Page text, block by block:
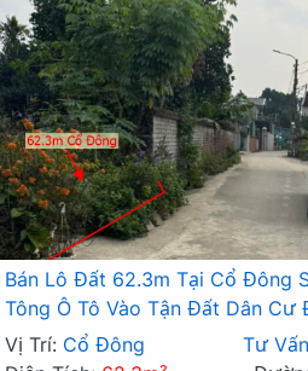
Bán Lô Đất 62.3m Tại Cổ Đông Sơn Tây Bám Đường Bê
Tông Ô Tô Vào Tận Đất Dân Cư
Gần Chợ Trường Học Giá Đầu Tư
Vị Trí: Cổ Đông Tư Vấn